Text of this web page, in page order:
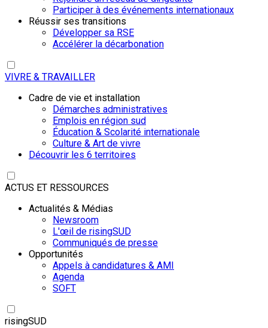
Participer à des événements internationaux
Réussir ses transitions
Développer sa RSE
Accélérer la décarbonation
VIVRE & TRAVAILLER
Cadre de vie et installation
Démarches administratives
Emplois en région sud
Éducation & Scolarité internationale
Culture & Art de vivre
Découvrir les 6 territoires
ACTUS ET RESSOURCES
Actualités & Médias
Newsroom
L'œil de risingSUD
Communiqués de presse
Opportunités
Appels à candidatures & AMI
Agenda
SOFT
risingSUD